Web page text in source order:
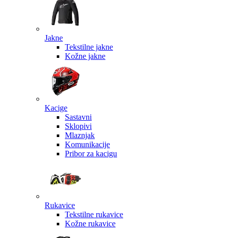
Jakne
Tekstilne jakne
Kožne jakne
Kacige
Sastavni
Sklopivi
Mlaznjak
Komunikacije
Pribor za kacigu
Rukavice
Tekstilne rukavice
Kožne rukavice